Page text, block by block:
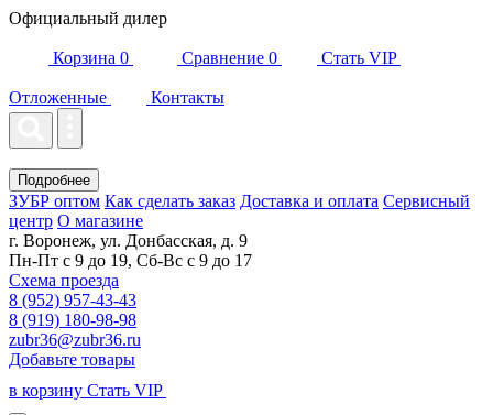
Официальный дилер
Корзина 0 Сравнение 0 Стать VIP
Отложенные Контакты
Подробнее
ЗУБР оптом Как сделать заказ Доставка и оплата Сервисный
центр О магазине
г. Воронеж, ул. Донбасская, д. 9
Пн-Пт с 9 до 19, Сб-Вс с 9 до 17
Схема проезда
8 (952) 957-43-43
8 (919) 180-98-98
zubr36@zubr36.ru
Добавьте товары
в корзину Стать VIP